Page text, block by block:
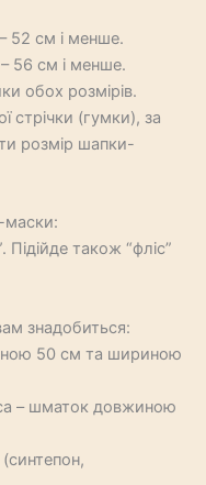
52 см і менше.
56 см і менше.
обох розмірів.
стрічки (гумки), за
розмір шапки-
маски:
Підійде також “фліс”
знадобиться:
50 см та шириною
– шматок довжиною